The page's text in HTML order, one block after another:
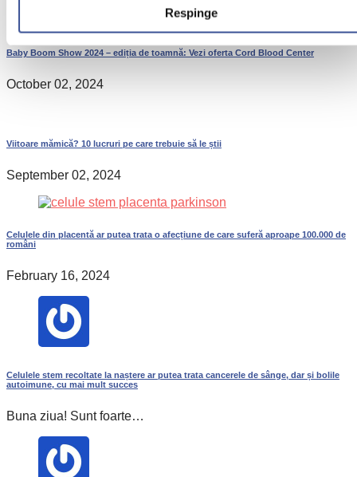
Respinge
Baby Boom Show 2024 – ediția de toamnă: Vezi oferta Cord Blood Center
October 02, 2024
Viitoare mămică? 10 lucruri pe care trebuie să le știi
September 02, 2024
Celulele din placentă ar putea trata o afecțiune de care suferă aproape 100.000 de
români
February 16, 2024
Celulele stem recoltate la naștere ar putea trata cancerele de sânge, dar și bolile
autoimune, cu mai mult succes
Buna ziua! Sunt foarte…